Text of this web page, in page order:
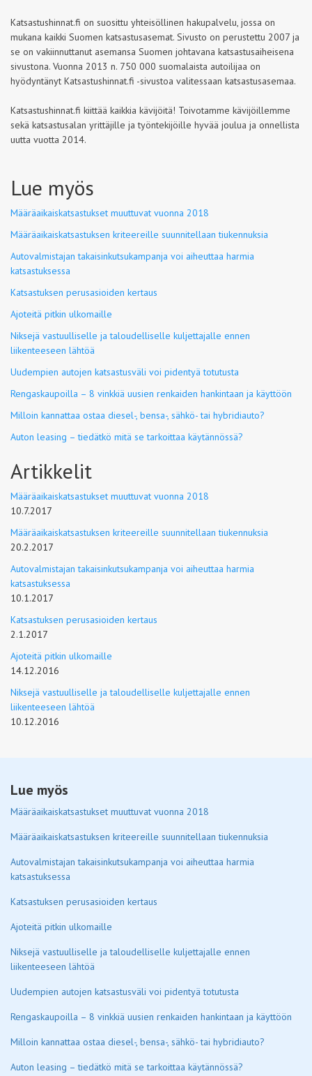
Katsastushinnat.fi on suosittu yhteisöllinen hakupalvelu, jossa on
mukana kaikki Suomen katsastusasemat. Sivusto on perustettu 2007 ja
se on vakiinnuttanut asemansa Suomen johtavana katsastusaiheisena
sivustona. Vuonna 2013 n. 750 000 suomalaista autoilijaa on
hyödyntänyt Katsastushinnat.fi -sivustoa valitessaan katsastusasemaa.
Katsastushinnat.fi kiittää kaikkia kävijöitä! Toivotamme kävijöillemme
sekä katsastusalan yrittäjille ja työntekijöille hyvää joulua ja onnellista
uutta vuotta 2014.
Lue myös
Määräaikaiskatsastukset muuttuvat vuonna 2018
Määräaikaiskatsastuksen kriteereille suunnitellaan tiukennuksia
Autovalmistajan takaisinkutsukampanja voi aiheuttaa harmia
katsastuksessa
Katsastuksen perusasioiden kertaus
Ajoteitä pitkin ulkomaille
Niksejä vastuulliselle ja taloudelliselle kuljettajalle ennen
liikenteeseen lähtöä
Uudempien autojen katsastusväli voi pidentyä totutusta
Rengaskaupoilla – 8 vinkkiä uusien renkaiden hankintaan ja käyttöön
Milloin kannattaa ostaa diesel-, bensa-, sähkö- tai hybridiauto?
Auton leasing – tiedätkö mitä se tarkoittaa käytännössä?
Artikkelit
Määräaikaiskatsastukset muuttuvat vuonna 2018
10.7.2017
Määräaikaiskatsastuksen kriteereille suunnitellaan tiukennuksia
20.2.2017
Autovalmistajan takaisinkutsukampanja voi aiheuttaa harmia
katsastuksessa
10.1.2017
Katsastuksen perusasioiden kertaus
2.1.2017
Ajoteitä pitkin ulkomaille
14.12.2016
Niksejä vastuulliselle ja taloudelliselle kuljettajalle ennen
liikenteeseen lähtöä
10.12.2016
Lue myös
Määräaikaiskatsastukset muuttuvat vuonna 2018
Määräaikaiskatsastuksen kriteereille suunnitellaan tiukennuksia
Autovalmistajan takaisinkutsukampanja voi aiheuttaa harmia
katsastuksessa
Katsastuksen perusasioiden kertaus
Ajoteitä pitkin ulkomaille
Niksejä vastuulliselle ja taloudelliselle kuljettajalle ennen
liikenteeseen lähtöä
Uudempien autojen katsastusväli voi pidentyä totutusta
Rengaskaupoilla – 8 vinkkiä uusien renkaiden hankintaan ja käyttöön
Milloin kannattaa ostaa diesel-, bensa-, sähkö- tai hybridiauto?
Auton leasing – tiedätkö mitä se tarkoittaa käytännössä?